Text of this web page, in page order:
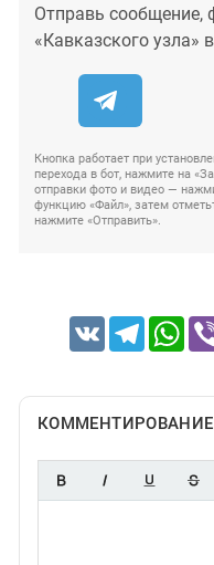
Отправь сообщение,
«Кавказского узла»
Кнопка работает при
перехода в бот, нажмите на
отправки фото и видео —
функцию «Файл», затем
нажмите «Отправить».
VK Telegram
КОММЕНТИРОВАНИЕ